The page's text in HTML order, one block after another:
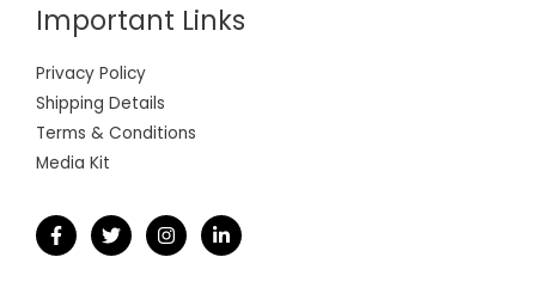
Important Links
Privacy Policy
Shipping Details
Terms & Conditions
Media Kit